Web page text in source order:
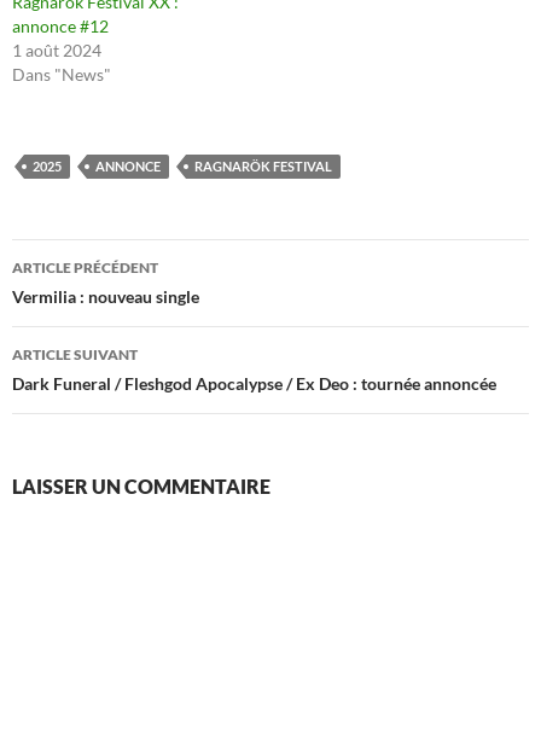
annonce #12
1 août 2024
Dans "News"
2025 ANNONCE RAGNARÖK FESTIVAL
Navigation
des
articles
ARTICLE PRÉCÉDENT
Vermilia : nouveau single
ARTICLE SUIVANT
Dark Funeral / Fleshgod Apocalypse / Ex Deo : tournée annoncée
LAISSER UN COMMENTAIRE